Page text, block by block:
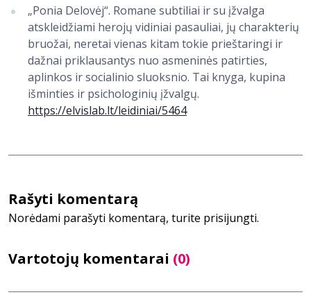
„Ponia Delovėj“. Romane subtiliai ir su įžvalga
atskleidžiami herojų vidiniai pasauliai, jų charakterių
bruožai, neretai vienas kitam tokie prieštaringi ir
dažnai priklausantys nuo asmeninės patirties,
aplinkos ir socialinio sluoksnio. Tai knyga, kupina
išminties ir psichologinių įžvalgų.
https://elvislab.lt/leidiniai/5464
Vartotojų komentarai (0)
Rašyti komentarą
Norėdami parašyti komentarą, turite prisijungti.